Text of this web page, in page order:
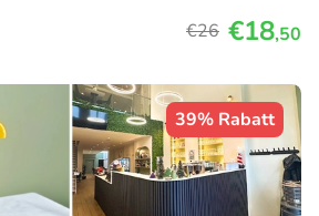
€26 €18,50
39% Rabatt